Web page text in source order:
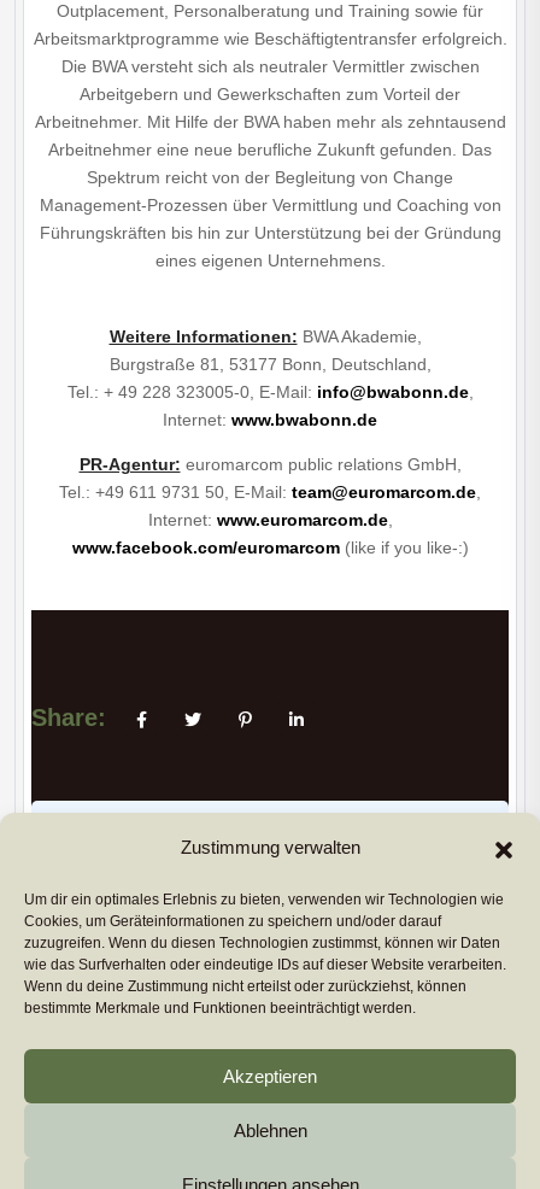
Zustimmung verwalten
Um dir ein optimales Erlebnis zu bieten, verwenden wir Technologien wie
Cookies, um Geräteinformationen zu speichern und/oder darauf
zuzugreifen. Wenn du diesen Technologien zustimmst, können wir Daten
wie das Surfverhalten oder eindeutige IDs auf dieser Website verarbeiten.
Wenn du deine Zustimmung nicht erteilst oder zurückziehst, können
bestimmte Merkmale und Funktionen beeinträchtigt werden.
Akzeptieren
Ablehnen
Einstellungen ansehen
Outplacement, Personalberatung und Training sowie für
Arbeitsmarktprogramme wie Beschäftigtentransfer erfolgreich.
Die BWA versteht sich als neutraler Vermittler zwischen
Arbeitgebern und Gewerkschaften zum Vorteil der
Arbeitnehmer. Mit Hilfe der BWA haben mehr als zehntausend
Arbeitnehmer eine neue berufliche Zukunft gefunden. Das
Spektrum reicht von der Begleitung von Change
Management-Prozessen über Vermittlung und Coaching von
Führungskräften bis hin zur Unterstützung bei der Gründung
eines eigenen Unternehmens.
Weitere Informationen: BWA Akademie,
Burgstraße 81, 53177 Bonn, Deutschland,
Tel.: + 49 228 323005-0, E-Mail: info@bwabonn.de,
Internet: www.bwabonn.de
PR-Agentur: euromarcom public relations GmbH,
Tel.: +49 611 9731 50, E-Mail: team@euromarcom.de
Internet: www.euromarcom.de,
www.facebook.com/euromarcom(like if you like-:)
Share:
NEXT POST
Copyright 2026euromarcomAll Rights Reserved by
euromarcom GmbH
Cookie-Richtlinie (EU)